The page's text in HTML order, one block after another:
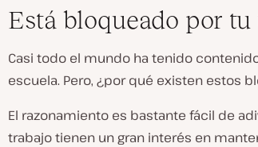
Está bloqueado por tu
Casi todo el mundo ha tenido
escuela. Pero, ¿por qué existen estos
El razonamiento es bastante fácil de
trabajo tienen un gran interés en